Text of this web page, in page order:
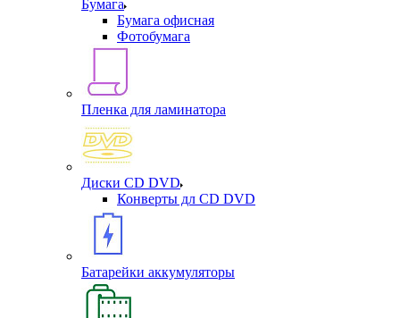
Бумага
Бумага офисная
Фотобумага
Пленка для ламинатора
Диски CD DVD
Конверты дл CD DVD
Батарейки аккумуляторы